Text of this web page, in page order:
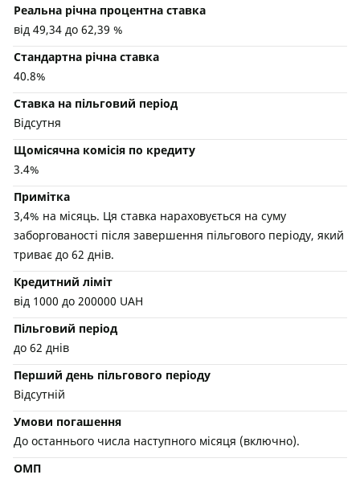
Реальна річна процентна ставка
від 49,34 до 62,39 %
Стандартна річна ставка
40.8%
Ставка на пільговий період
Відсутня
Щомісячна комісія по кредиту
3.4%
Примітка
3,4% на місяць. Ця ставка нараховується на суму
заборгованості після завершення пільгового періоду, який
триває до 62 днів.
Кредитний ліміт
від 1000 до 200000 UAH
Пільговий період
до 62 днів
Перший день пільгового періоду
Відсутній
Умови погашення
До останнього числа наступного місяця (включно).
ОМП